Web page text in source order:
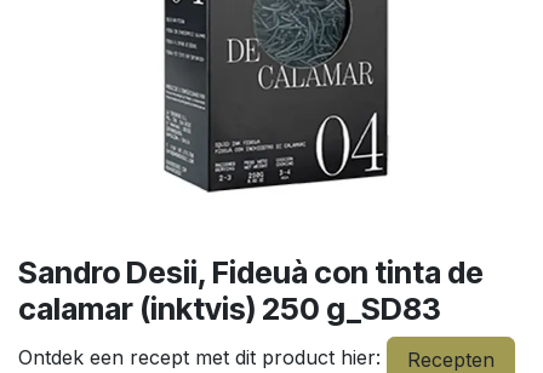
Sandro Desii, Fideuà con tinta de
calamar (inktvis) 250 g_SD83
Ontdek een recept met dit product hier: Recepten